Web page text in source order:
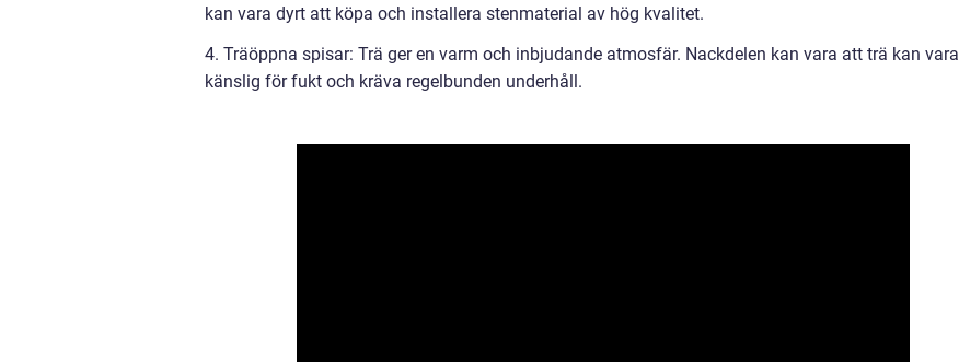
kan vara dyrt att köpa och installera stenmaterial av hög kvalitet.
4. Träöppna spisar: Trä ger en varm och inbjudande atmosfär. Nackdelen kan vara att trä kan vara
känslig för fukt och kräva regelbunden underhåll.